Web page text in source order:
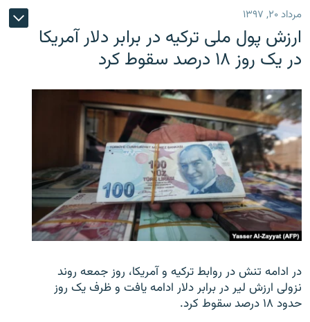
مرداد ۲۰, ۱۳۹۷
ارزش پول ملی ترکیه در برابر دلار آمریکا
در یک روز ۱۸ درصد سقوط کرد
در ادامه تنش در روابط ترکیه و آمریکا، روز جمعه روند
نزولی ارزش لیر در برابر دلار ادامه یافت و ظرف یک روز
حدود ۱۸ درصد سقوط کرد.